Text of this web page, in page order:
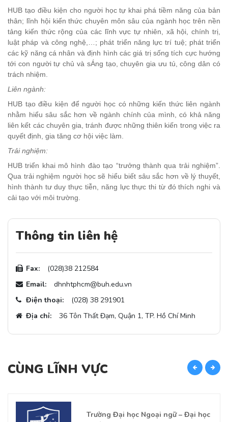
HUB tạo điều kiện cho người học tự khai phá tiềm năng của bản
thân; lĩnh hội kiến thức chuyên môn sâu của ngành học trên nền
tảng kiến thức rộng của các lĩnh vực tự nhiên, xã hội, chính trị,
luật pháp và công nghệ,…; phát triển năng lực trí tuệ; phát triển
các kỹ năng cá nhân và định hình các giá trị sống tích cực hướng
tới con người tự chủ và sÁng tạo, chuyên gia ưu tú, công dân có
trách nhiệm.
Liên ngành:
HUB tạo điều kiện để người học có những kiến thức liên ngành
nhằm hiểu sâu sắc hơn về ngành chính của mình, có khả năng
liên kết các chuyên gia, tránh được những thiên kiến trong việc ra
quyết định, gia tăng cơ hội việc làm.
Trải nghiệm:
HUB triển khai mô hình đào tạo “trưởng thành qua trải nghiệm”.
Qua trải nghiệm người học sẽ hiểu biết sâu sắc hơn về lý thuyết,
hình thành tư duy thực tiễn, năng lực thực thi từ đó thích nghi và
cải tạo với môi trường.
Thông tin liên hệ
Fax:
(028)38 212584
Email:
dhnhtphcm@buh.edu.vn
Điện thoại:
(028) 38 291901
Địa chỉ:
36 Tôn Thất Đạm, Quận 1, TP. Hồ Chí Minh
CÙNG LĨNH VỰC
Trường Đại học Ngoại ngữ – Đại học